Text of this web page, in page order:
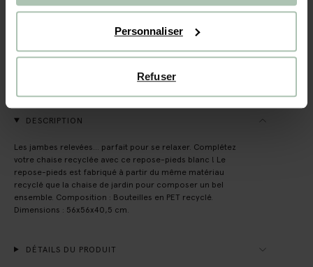
Personnaliser
Refuser
Délai de rétractation de 14 jours
DESCRIPTION
Les jambes relevées... parfait pour se relaxer. Complétez
votre chaise recyclée avec ce repose-pieds blanc ! Le
repose-pieds est fabriqué à partir du même matériau
recyclé que la chaise de jardin pour composer un bel
ensemble. Composition : Bouteilles en PET recyclé.
Dimensions : 56x56x40,5 cm.
DÉTAILS DU PRODUIT